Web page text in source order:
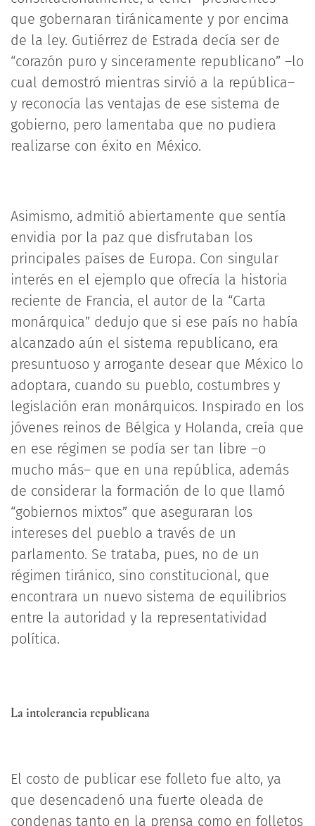
que gobernaran tiránicamente y por encima
de la ley. Gutiérrez de Estrada decía ser de
“corazón puro y sinceramente republicano” –lo
cual demostró mientras sirvió a la república–
y reconocía las ventajas de ese sistema de
gobierno, pero lamentaba que no pudiera
realizarse con éxito en México.
Asimismo, admitió abiertamente que sentía
envidia por la paz que disfrutaban los
principales países de Europa. Con singular
interés en el ejemplo que ofrecía la historia
reciente de Francia, el autor de la “Carta
monárquica” dedujo que si ese país no había
alcanzado aún el sistema republicano, era
presuntuoso y arrogante desear que México lo
adoptara, cuando su pueblo, costumbres y
legislación eran monárquicos. Inspirado en los
jóvenes reinos de Bélgica y Holanda, creía que
en ese régimen se podía ser tan libre –o
mucho más– que en una república, además
de considerar la formación de lo que llamó
“gobiernos mixtos” que aseguraran los
intereses del pueblo a través de un
parlamento. Se trataba, pues, no de un
régimen tiránico, sino constitucional, que
encontrara un nuevo sistema de equilibrios
entre la autoridad y la representatividad
política.
La intolerancia republicana
El costo de publicar ese folleto fue alto, ya
que desencadenó una fuerte oleada de
condenas tanto en la prensa como en folletos